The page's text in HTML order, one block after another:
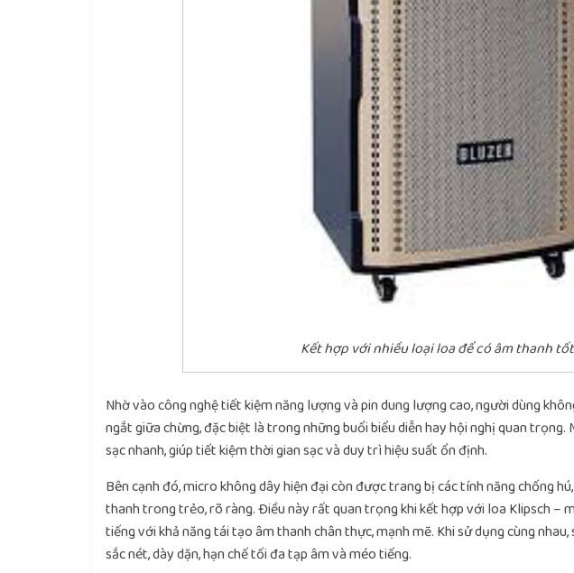
Kết hợp với nhiều loại loa để có âm thanh
Nhờ vào công nghệ tiết kiệm năng lượng và pin dung lượng cao, người dùng
ngắt giữa chừng, đặc biệt là trong những buổi biểu diễn hay hội nghị quan
sạc nhanh, giúp tiết kiệm thời gian sạc và duy trì hiệu suất ổn định.
Bên cạnh đó, micro không dây hiện đại còn được trang bị các tính năng chống
thanh trong trẻo, rõ ràng. Điều này rất quan trọng khi kết hợp với loa Klipsch –
tiếng với khả năng tái tạo âm thanh chân thực, mạnh mẽ. Khi sử dụng cùng
sắc nét, dày dặn, hạn chế tối đa tạp âm và méo tiếng.